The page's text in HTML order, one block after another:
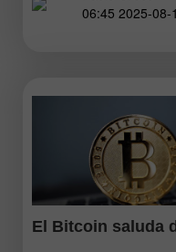
una caída06:45 2025-08-
El Bitcoin saluda